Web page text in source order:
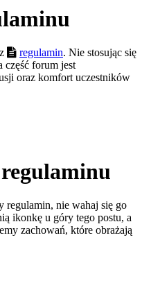
regulamin. Nie stosując się
część forum jest
oraz komfort uczestników
regulaminu
regulamin, nie wahaj się go
ikonkę u góry tego postu, a
zachowań, które obrażają